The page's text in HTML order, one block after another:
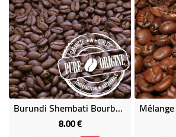
Burundi Shembati Bourbon 1 Kg - Café D' Afrique
8.00 €Price